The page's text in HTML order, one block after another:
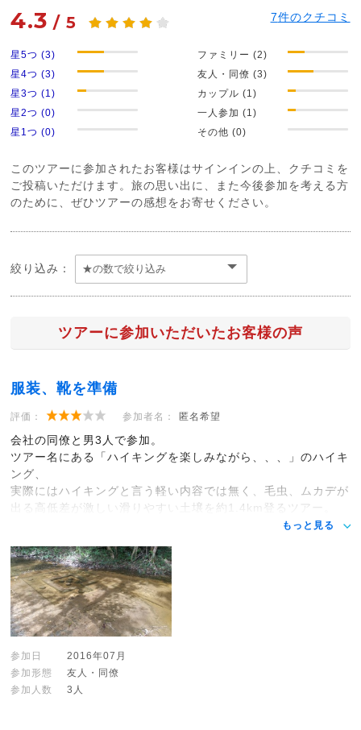
4.3 /5 7件のクチコミ
星5つ (3)
星4つ (3)
星3つ (1)
星2つ (0)
星1つ (0)
ファミリー (2)
友人・同僚 (3)
カップル (1)
一人参加 (1)
その他 (0)
このツアーに参加されたお客様はサインインの上、クチコミを
ご投稿いただけます。旅の思い出に、また今後参加を考える方
のために、ぜひツアーの感想をお寄せください。
絞り込み：
ツアーに参加いただいたお客様の声
服装、靴を準備
評価： 参加者名： 匿名希望
会社の同僚と男3人で参加。
ツアー名にある「ハイキングを楽しみながら、、、」のハイキ
ング、
実際にはハイキングと言う軽い内容では無く、毛虫、ムカデが
出る高低差が激しい滑りやすい土壌を約1.4km登るツアー。
もっと見る
参加日
2016年07月
参加形態
友人・同僚
参加人数
3人